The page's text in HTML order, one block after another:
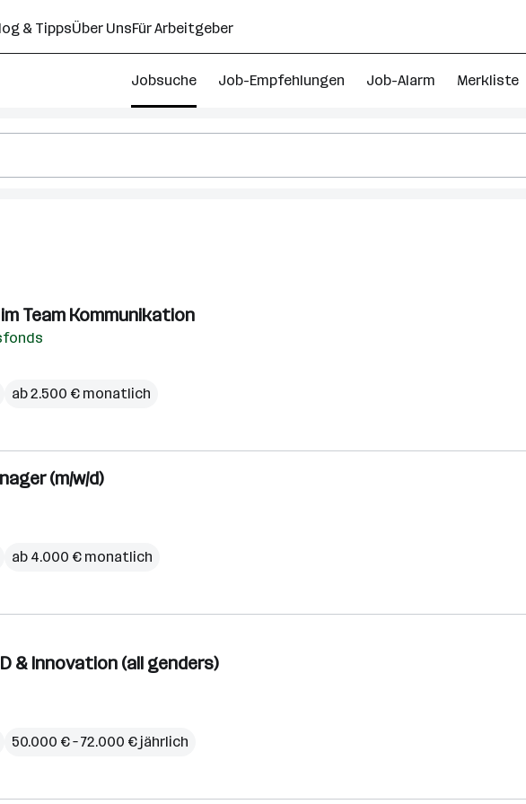
& TippsÜber UnsFür Arbeitgeber
Jobsuche Job-Empfehlungen Job-Alarm Merkliste
Team Kommunikation
ab 2.500 € monatlich
(m/w/d)
ab 4.000 € monatlich
& Innovation (all genders)
50.000 € – 72.000 € jährlich